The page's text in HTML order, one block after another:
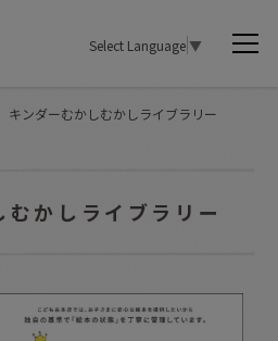
Select Language▼
キンダーむかしむかしライブラリー
むかしライブラリー